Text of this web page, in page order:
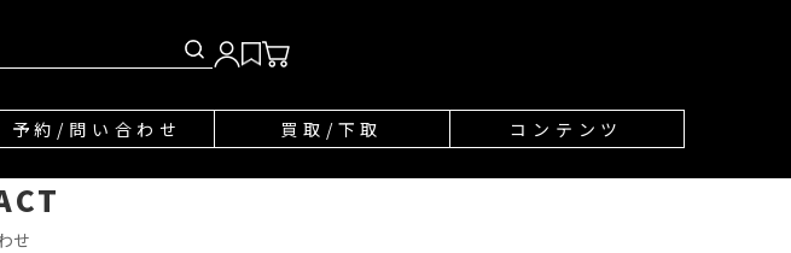
予約/問い合わせ 買取/下取 コンテンツ
せ